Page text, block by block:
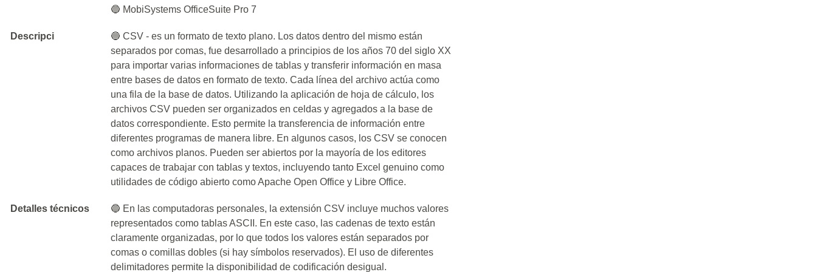
🔵 MobiSystems OfficeSuite Pro 7
Descripci
🔵 CSV - es un formato de texto plano. Los datos dentro del mismo están
separados por comas, fue desarrollado a principios de los años 70 del siglo XX
para importar varias informaciones de tablas y transferir información en masa
entre bases de datos en formato de texto. Cada línea del archivo actúa como
una fila de la base de datos. Utilizando la aplicación de hoja de cálculo, los
archivos CSV pueden ser organizados en celdas y agregados a la base de
datos correspondiente. Esto permite la transferencia de información entre
diferentes programas de manera libre. En algunos casos, los CSV se conocen
como archivos planos. Pueden ser abiertos por la mayoría de los editores
capaces de trabajar con tablas y textos, incluyendo tanto Excel genuino como
utilidades de código abierto como Apache Open Office y Libre Office.
Detalles técnicos
🔵 En las computadoras personales, la extensión CSV incluye muchos valores
representados como tablas ASCII. En este caso, las cadenas de texto están
claramente organizadas, por lo que todos los valores están separados por
comas o comillas dobles (si hay símbolos reservados). El uso de diferentes
delimitadores permite la disponibilidad de codificación desigual.